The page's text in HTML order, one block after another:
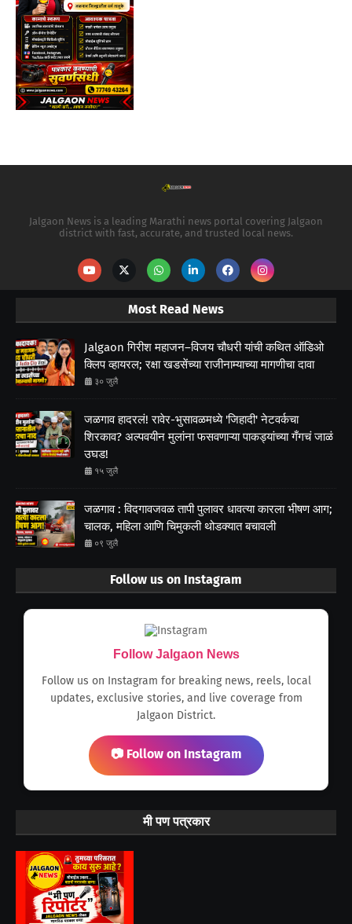
Jalgaon News is a leading Marathi news portal covering Jalgaon
district with fast, accurate, and trusted local news.
Most Read News
Jalgaon गिरीश महाजन–विजय चौधरी यांची कथित ऑडिओ
क्लिप व्हायरल; रक्षा खडसेंच्या राजीनाम्याच्या मागणीचा दावा
३० जुलै
जळगाव हादरलं! रावेर-भुसावळमध्ये 'जिहादी' नेटवर्कचा
शिरकाव? अल्पवयीन मुलांना फसवणाऱ्या पाकड्यांच्या गँगचं जाळं
उघड!
१५ जुलै
जळगाव : विदगावजवळ तापी पुलावर धावत्या कारला भीषण आग;
चालक, महिला आणि चिमुकली थोडक्यात बचावली
०९ जुलै
Follow us on Instagram
Follow Jalgaon News
Follow us on Instagram for breaking news, reels, local
updates, exclusive stories, and live coverage from
Jalgaon District.
📷 Follow on Instagram
मी पण पत्रकार